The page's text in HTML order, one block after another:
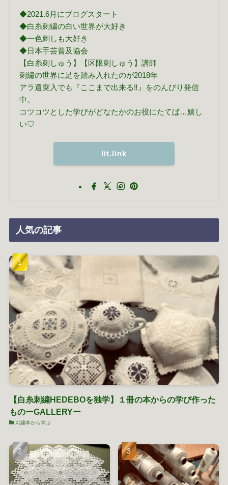
◆2021.6月にブログスタート
◆白糸刺繍の白い世界が大好き
◆一色刺しも大好き
◆日本手芸普及協会
【白糸刺しゅう】【区限刺しゅう】講師
刺繡の世界に足を踏み入れたのが2018年
アラ還突入でも『ここまで出来る‼』をのんびり発信
中。
コツコツとした学びがどなたかのお役にたてば…嬉し
い♡
lit.link
人気の記事
【白糸刺繍HEDEBOを独学】１冊の本からの学び作った
ものーGALLERYー
刺繍本から学ぶ